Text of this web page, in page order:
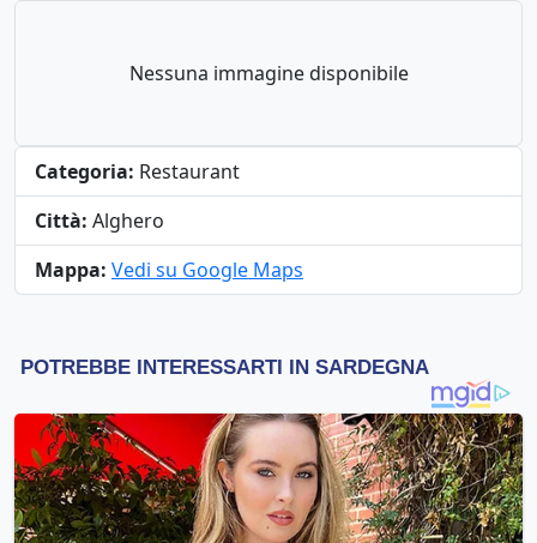
Nessuna immagine disponibile
Categoria: Restaurant
Città: Alghero
Mappa: Vedi su Google Maps